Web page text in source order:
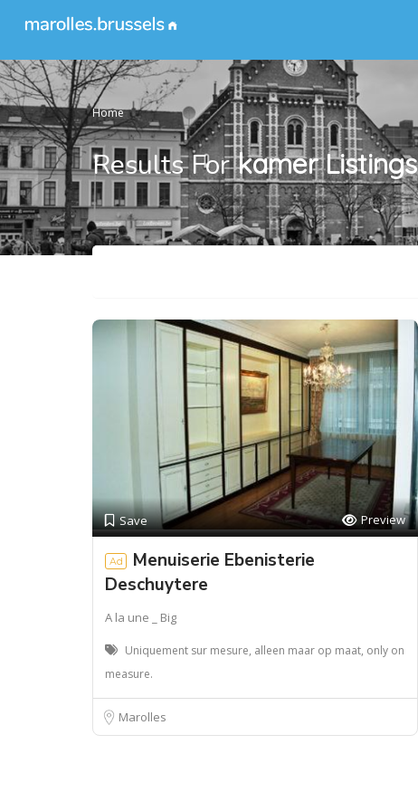
Home
Results Forkamer Listings
Save Preview
Ad
Menuiserie Ebenisterie
Deschuytere
A la une _ Big
Uniquement sur mesure, alleen maar op maat, only on
measure.
Marolles